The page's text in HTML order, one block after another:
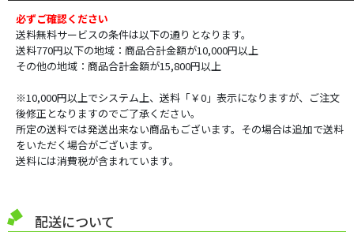
必ずご確認ください
送料無料サービスの条件は以下の通りとなります。
送料770円以下の地域：商品合計金額が10,000円以上
その他の地域：商品合計金額が15,800円以上
※10,000円以上でシステム上、送料「￥0」表示になりますが、ご注文
後修正となりますのでご了承ください。
所定の送料では発送出来ない商品もございます。その場合は追加で送料
をいただく場合がございます。
送料には消費税が含まれています。
配送について